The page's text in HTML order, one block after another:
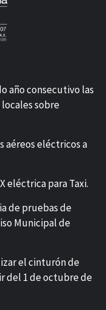
año consecutivo las
sobre
aéreos eléctricos a
eléctrica para Taxi.
de pruebas de
Municipal de
el cinturón de
del 1 de octubre de